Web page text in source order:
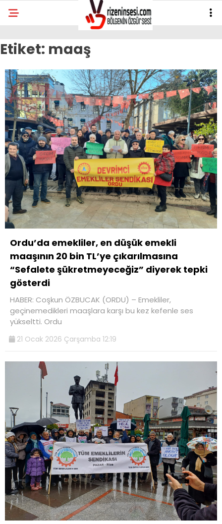
Etiket: maaş
Ordu’da emekliler, en düşük emekli
maaşının 20 bin TL’ye çıkarılmasına
“Sefalete şükretmeyeceğiz” diyerek tepki
gösterdi
HABER: Coşkun ÖZBUCAK (ORDU) – Emekliler,
geçinemedikleri maaşlara karşı bu kez kefenle ses
yükseltti. Ordu
21 Ocak 2026 Çarşamba 12:19